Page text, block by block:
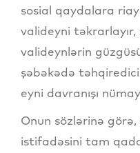
sosial qaydalara
valideyni
valideynlərin
şəbəkədə
eyni davranışı
Onun sözlərinə
istifadəsini tam